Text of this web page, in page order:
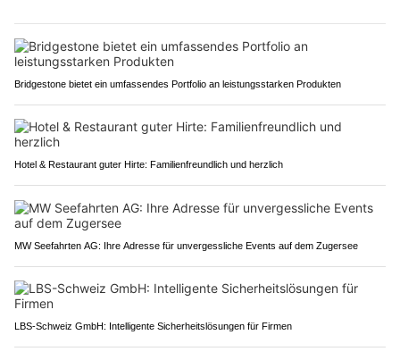
Bridgestone bietet ein umfassendes Portfolio an leistungsstarken Produkten
Hotel & Restaurant guter Hirte: Familienfreundlich und herzlich
MW Seefahrten AG: Ihre Adresse für unvergessliche Events auf dem Zugersee
LBS-Schweiz GmbH: Intelligente Sicherheitslösungen für Firmen